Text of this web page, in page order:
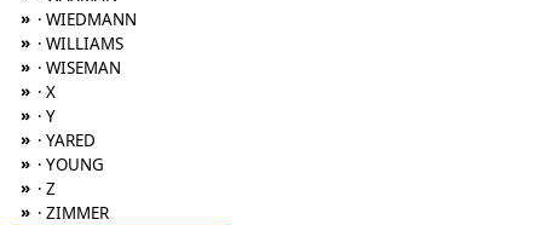
» · WIEDMANN
» · WILLIAMS
» · WISEMAN
» · X
» · Y
» · YARED
» · YOUNG
» · Z
» · ZIMMER